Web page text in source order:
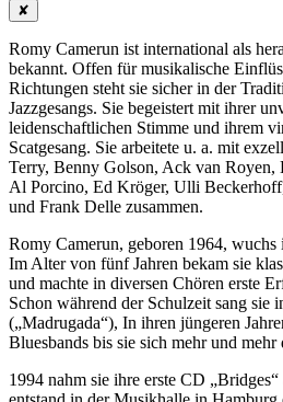
✘
Romy Camerun ist international als
bekannt. Offen für musikalische
Richtungen steht sie sicher in der
Jazzgesangs. Sie begeistert mit ihrer
leidenschaftlichen Stimme und ihrem
Scatgesang. Sie arbeitete u. a. mit
Terry, Benny Golson, Ack van
Al Porcino, Ed Kröger, Ulli
und Frank Delle zusammen.
Romy Camerun, geboren 1964,
Im Alter von fünf Jahren bekam sie
und machte in diversen Chören erste
Schon während der Schulzeit sang sie
(„Madrugada“), In ihren jüngeren
Bluesbands bis sie sich mehr und mehr
1994 nahm sie ihre erste CD